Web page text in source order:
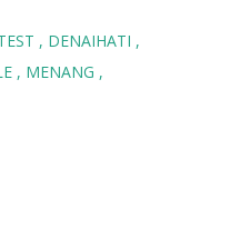
DENAIHATI
MENANG